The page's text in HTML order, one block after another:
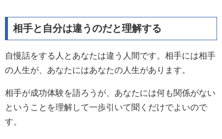
相手と自分は違うのだと理解する
自慢話をする人とあなたは違う人間です。相手には相手
の人生が、あなたにはあなたの人生があります。
相手が成功体験を語ろうが、あなたには何も関係がない
ということを理解して一歩引いて聞くだけでよいので
す。